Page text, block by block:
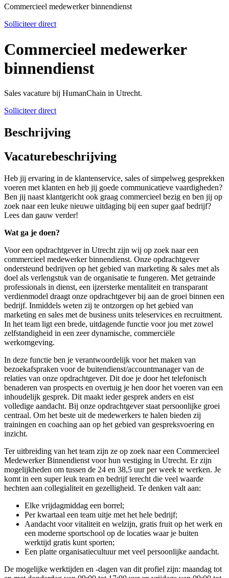
Commercieel medewerker binnendienst
Solliciteer direct
Commercieel medewerker
binnendienst
Sales vacature bij HumanChain in Utrecht.
Solliciteer direct
Beschrijving
Vacaturebeschrijving
Heb jij ervaring in de klantenservice, sales of simpelweg gesprekken
voeren met klanten en heb jij goede communicatieve vaardigheden?
Ben jij naast klantgericht ook graag commercieel bezig en ben jij op
zoek naar een leuke nieuwe uitdaging bij een super gaaf bedrijf?
Lees dan gauw verder!
Wat ga je doen?
Voor een opdrachtgever in Utrecht zijn wij op zoek naar een
commercieel medewerker binnendienst. Onze opdrachtgever
ondersteund bedrijven op het gebied van marketing & sales met als
doel als verlengstuk van de organisatie te fungeren. Met getrainde
professionals in dienst, een ijzersterke mentaliteit en transparant
verdienmodel draagt onze opdrachtgever bij aan de groei binnen een
bedrijf. Inmiddels weten zij te ontzorgen op het gebied van
marketing en sales met de business units teleservices en recruitment.
In het team ligt een brede, uitdagende functie voor jou met zowel
zelfstandigheid in een zeer dynamische, commerciële
werkomgeving.
In deze functie ben je verantwoordelijk voor het maken van
bezoekafspraken voor de buitendienst/accountmanager van de
relaties van onze opdrachtgever. Dit doe je door het telefonisch
benaderen van prospects en overtuig je hen door het voeren van een
inhoudelijk gesprek. Dit maakt ieder gesprek anders en eist
volledige aandacht. Bij onze opdrachtgever staat persoonlijke groei
centraal. Om het beste uit de medewerkers te halen bieden zij
trainingen en coaching aan op het gebied van gespreksvoering en
inzicht.
Ter uitbreiding van het team zijn ze op zoek naar een Commercieel
Medewerker Binnendienst voor hun vestiging in Utrecht. Er zijn
mogelijkheden om tussen de 24 en 38,5 uur per week te werken. Je
komt in een super leuk team en bedrijf terecht die veel waarde
hechten aan collegialiteit en gezelligheid. Te denken valt aan:
Elke vrijdagmiddag een borrel;
Per kwartaal een team uitje met het hele bedrijf;
Aandacht voor vitaliteit en welzijn, gratis fruit op het werk en
een moderne sportschool op de locaties waar je buiten
werktijd gratis kunt sporten;
Een platte organisatiecultuur met veel persoonlijke aandacht.
De mogelijke werktijden en -dagen van dit profiel zijn: maandag tot